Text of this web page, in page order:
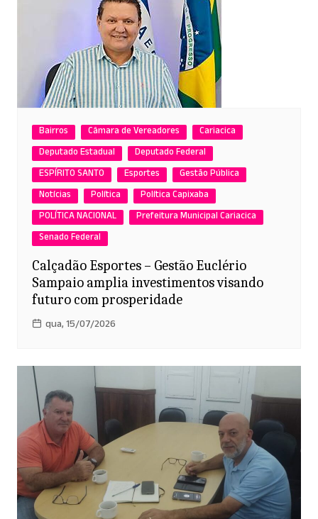
Bairros Câmara de Vereadores
Cariacica
Deputado Estadual
Deputado Federal
ESPÍRITO SANTO
Esportes
Gestão Pública
Notícias
Política
Política Capixaba
POLÍTICA NACIONAL
Prefeitura Municipal Cariacica
Senado Federal
Calçadão Esportes – Gestão Euclério
Sampaio amplia investimentos visando
futuro com prosperidade
qua, 15/07/2026